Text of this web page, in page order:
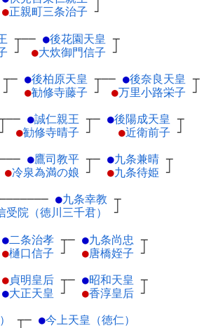
●正親町三条治子 ┘
┬
┘
── ●後花園天皇 ┬
●大炊御門信子 ┘
┬
┘
─ ●後柏原天皇 ┬
●勧修寺藤子 ┘
── ●後奈良天皇 ┬
●万里小路栄子 ┘
── ●誠仁親王 ┬
●勧修寺晴子 ┘
─ ●後陽成天皇 ┬
●近衛前子 ┘
─── ●鷹司教平 ┬
●冷泉為満の娘 ┘
─ ●九条兼晴 ┬
●九条待姫 ┘
─────── ●九条幸教 ┬
受院（徳川三千君） ┘
●二条治孝 ┬
●樋口信子 ┘
─ ●九条尚忠 ┬
●唐橋姪子 ┘
●貞明皇后 ┬
●大正天皇 ┘
─ ●昭和天皇 ┬
●香淳皇后 ┘
┬─ ●今上天皇（徳仁）